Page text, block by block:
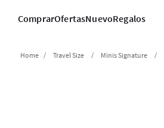
ComprarOfertasNuevoRegalos
Travel Size Minis Signature